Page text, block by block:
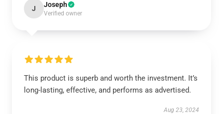
J Joseph
Verified owner
This product is superb and worth the investment. It’s
long-lasting, effective, and performs as advertised.
Aug 23, 2024